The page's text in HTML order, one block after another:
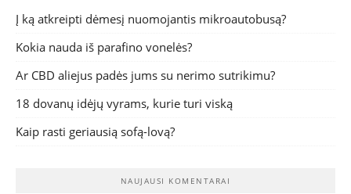
Į ką atkreipti dėmesį nuomojantis mikroautobusą?
Kokia nauda iš parafino vonelės?
Ar CBD aliejus padės jums su nerimo sutrikimu?
18 dovanų idėjų vyrams, kurie turi viską
Kaip rasti geriausią sofą-lovą?
NAUJAUSI KOMENTARAI